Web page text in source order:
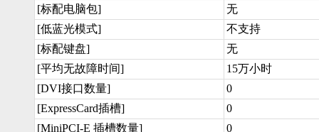
[标配电脑包]
无
[低蓝光模式]
不支持
[标配键盘]
无
[平均无故障时间]
15万小时
[DVI接口数量]
0
[ExpressCard插槽]
0
[MiniPCI-E 插槽数量]
0